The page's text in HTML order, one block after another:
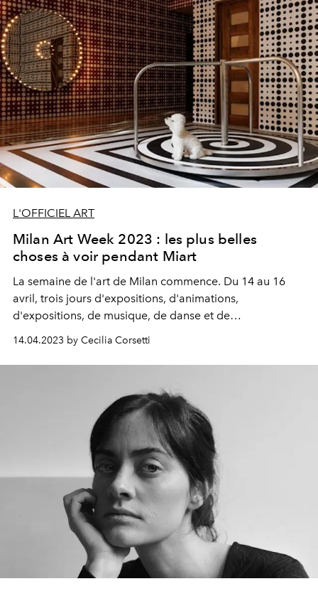
L'OFFICIEL ART
Milan Art Week 2023 : les plus belles
choses à voir pendant Miart
La semaine de l'art de Milan commence. Du 14 au 16
avril, trois jours d'expositions, d'animations,
d'expositions, de musique, de danse et de
performances. Que voir à Milan au-delà de la foire.
14.04.2023 by Cecilia Corsetti